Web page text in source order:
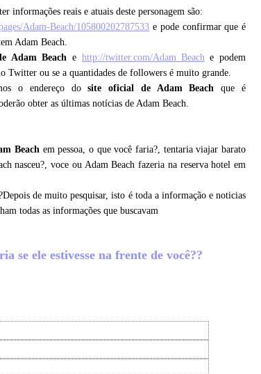
informações reais e atuais deste personagem são:
Adam-Beach/105800202787533 e pode confirmar que é
Adam Beach.
Adam Beach e http://twitter.com/Adam_Beache podem
ou se a quantidades de followers é muito grande.
o endereço dosite oficial de Adam Beach que é
obter as últimas notícias de Adam Beach.
Beachem pessoa, o que você faria?, tentaria viajar barato
nasceu?, voce ou Adam Beach fazeria na reserva hotel em
de muito pesquisar, isto é toda a informação e noticias
todas as informações que buscavam
se ele estivesse na frente de você??